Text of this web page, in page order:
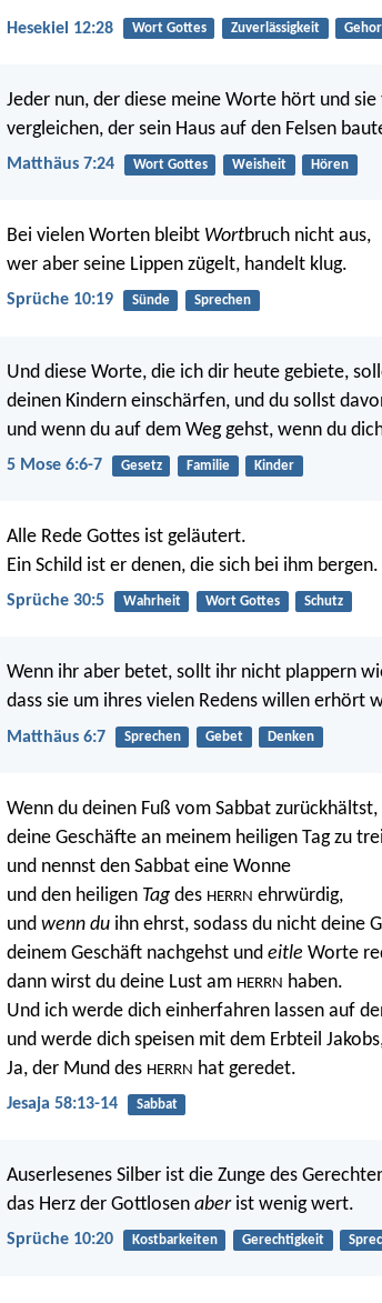
Hesekiel 12:28 Wort Gottes Zuverlässigkeit
Jeder nun, der diese meine Worte hört und
vergleichen, der sein Haus auf den Felsen
Matthäus 7:24 Wort Gottes Weisheit Hören
Bei vielen Worten bleibt Wortbruch nicht aus,
wer aber seine Lippen zügelt, handelt klug.
Sprüche 10:19 Sünde Sprechen
Und diese Worte, die ich dir heute gebiete,
deinen Kindern einschärfen, und du sollst
und wenn du auf dem Weg gehst, wenn du
5 Mose 6:6-7 Gesetz Familie Kinder
Alle Rede Gottes ist geläutert.
Ein Schild ist er denen, die sich bei ihm bergen.
Sprüche 30:5 Wahrheit Wort Gottes Schutz
Wenn ihr aber betet, sollt ihr nicht plappern
dass sie um ihres vielen Redens willen erhört
Matthäus 6:7 Sprechen Gebet Denken
Wenn du deinen Fuß vom Sabbat zurückhältst,
deine Geschäfte an meinem heiligen Tag zu
und nennst den Sabbat eine Wonne
und den heiligen Tag des HERRN ehrwürdig,
und wenn du ihn ehrst, sodass du nicht deine
deinem Geschäft nachgehst und eitle Worte
dann wirst du deine Lust am HERRN haben.
Und ich werde dich einherfahren lassen auf
und werde dich speisen mit dem Erbteil
Ja, der Mund des HERRN hat geredet.
Jesaja 58:13-14 Sabbat
Auserlesenes Silber ist die Zunge des
das Herz der Gottlosen aberist wenig wert.
Sprüche 10:20 Kostbarkeiten Gerechtigkeit